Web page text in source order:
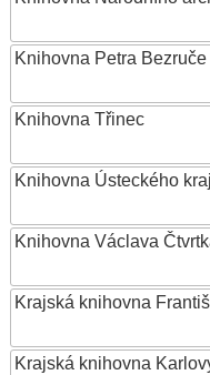
Knihovna Petra
Knihovna Třinec
Knihovna Ústeckého
Knihovna Václava
Krajská knihovna
Krajská knihovna